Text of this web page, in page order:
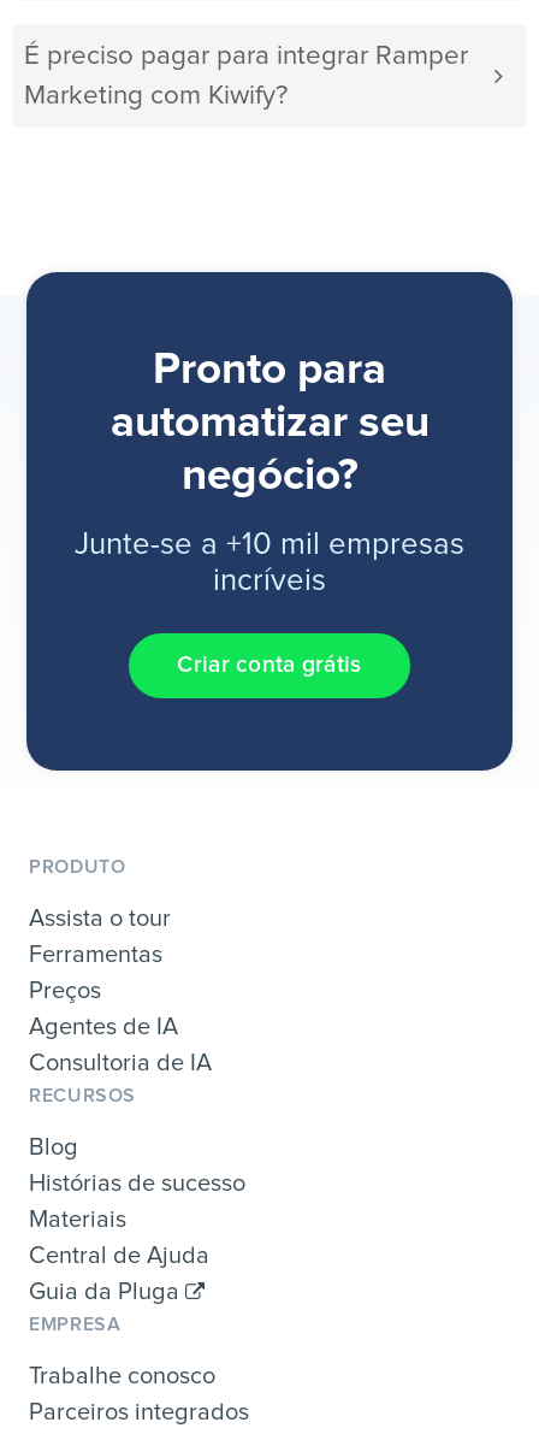
É preciso pagar para integrar Ramper
Marketing com Kiwify?
Pronto para
automatizar seu
negócio?
Junte-se a +10 mil empresas
incríveis
Criar conta grátis
PRODUTO
Assista o tour
Ferramentas
Preços
Agentes de IA
Consultoria de IA
RECURSOS
Blog
Histórias de sucesso
Materiais
Central de Ajuda
Guia da Pluga
EMPRESA
Trabalhe conosco
Parceiros integrados